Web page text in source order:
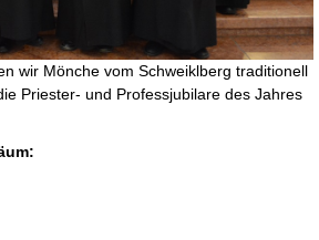
wir Mönche vom Schweiklberg traditionell
Priester- und Professjubilare des Jahres